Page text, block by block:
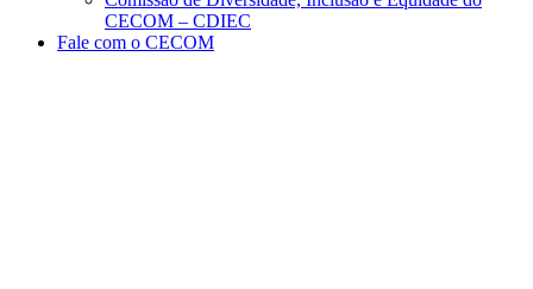
CECOM – CDIEC
Fale com o CECOM